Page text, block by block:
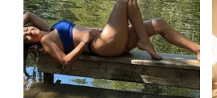
Cultura Onde Comer Dança